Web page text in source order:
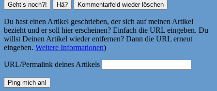
Du hast einen Artikel geschrieben, der sich auf meinen Artikel
bezieht und er soll hier erscheinen? Einfach die URL eingeben. Du
willst Deinen Artikel wieder entfernen? Dann die URL erneut
eingeben. Weitere Informationen)
URL/Permalink deines Artikels